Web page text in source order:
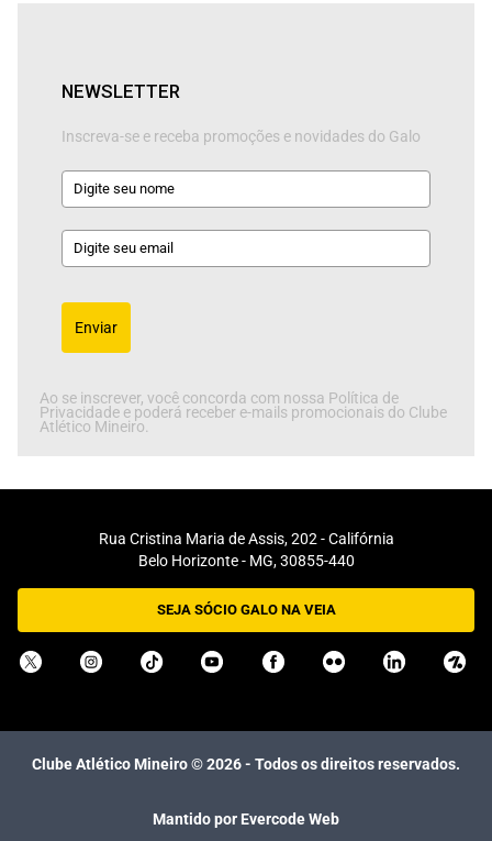
NEWSLETTER
Inscreva-se e receba promoções e novidades do Galo
Enviar
Ao se inscrever, você concorda com nossa Política de
Privacidade e poderá receber e-mails promocionais do Clube
Atlético Mineiro.
Rua Cristina Maria de Assis, 202 - Califórnia
Belo Horizonte - MG, 30855-440
SEJA SÓCIO GALO NA VEIA
Clube Atlético Mineiro ©2026- Todos os direitos reservados.
Mantido por Evercode Web